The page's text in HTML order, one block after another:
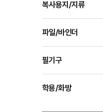
복사용지/지류
파일/바인더
필기구
학용/화방